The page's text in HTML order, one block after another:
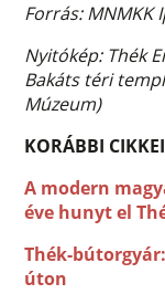
Forrás: MNMKK
Nyitókép: Thék
Bakáts téri
Múzeum)
KORÁBBI
A modern
éve hunyt el
Thék-
úton